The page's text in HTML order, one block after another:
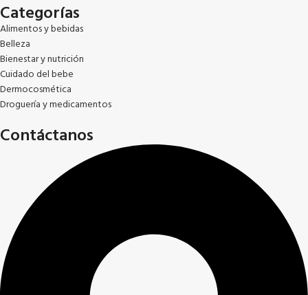
Categorías
Alimentos y bebidas
Belleza
Bienestar y nutrición
Cuidado del bebe
Dermocosmética
Droguería y medicamentos
Contáctanos